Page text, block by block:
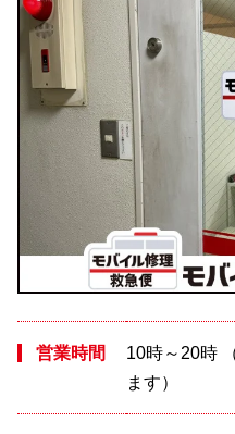
営業時間
10時～20時
ます）